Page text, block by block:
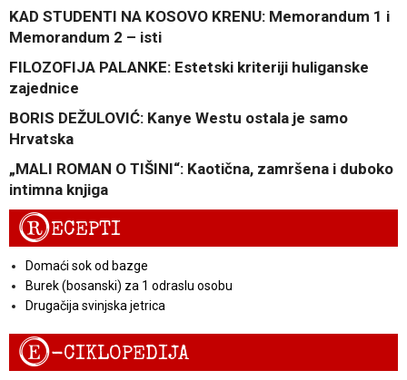
KAD STUDENTI NA KOSOVO KRENU: Memorandum 1 i
Memorandum 2 – isti
FILOZOFIJA PALANKE: Estetski kriteriji huliganske
zajednice
BORIS DEŽULOVIĆ: Kanye Westu ostala je samo
Hrvatska
„MALI ROMAN O TIŠINI“: Kaotična, zamršena i duboko
intimna knjiga
RECEPTI
Domaći sok od bazge
Burek (bosanski) za 1 odraslu osobu
Drugačija svinjska jetrica
E-CIKLOPEDIJA